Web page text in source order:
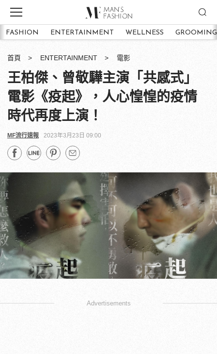
FASHION ENTERTAINMENT WELLNESS GROOMING
首頁 ENTERTAINMENT 電影
王柏傑、曾敬驊主演「共感式」
電影《疫起》，人心惶惶的疫情
時代再度上演！
MF流行速報 2023年3月23日 09:00
Advertisements